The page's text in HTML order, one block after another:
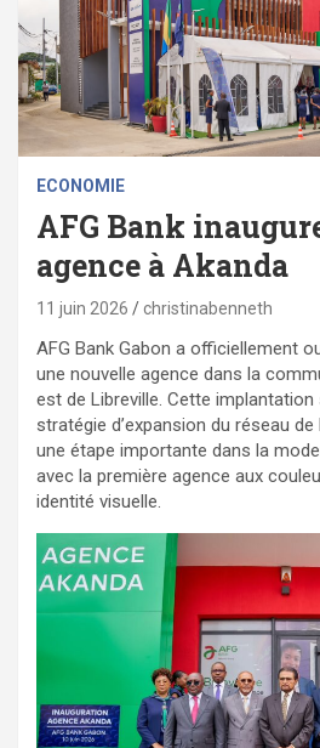
ECONOMIE
AFG Bank
agence à Akanda
11 juin 2026 christinabenneth
AFG Bank Gabon a officiellement
une nouvelle agence dans la
est de Libreville. Cette implantation
stratégie d’expansion du réseau
une étape importante dans la
avec la première agence aux
identité visuelle.